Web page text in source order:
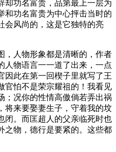
却功名富贵，品第最上一层为
和功名富贵为中心抨击当时的
会风尚的，这是它独特的亮
，人物形象都是清晰的，作者
人物语言一一道了出来，一点
因此在第一回楔子里就写了王
官怕不是荣宗耀祖的！我看见
；况你的性情高傲倘若弄出祸
将来要娶妻生子，守着我的坟
闭。而匡超人的父亲临死时也
之物，德行是要紧的。这些都